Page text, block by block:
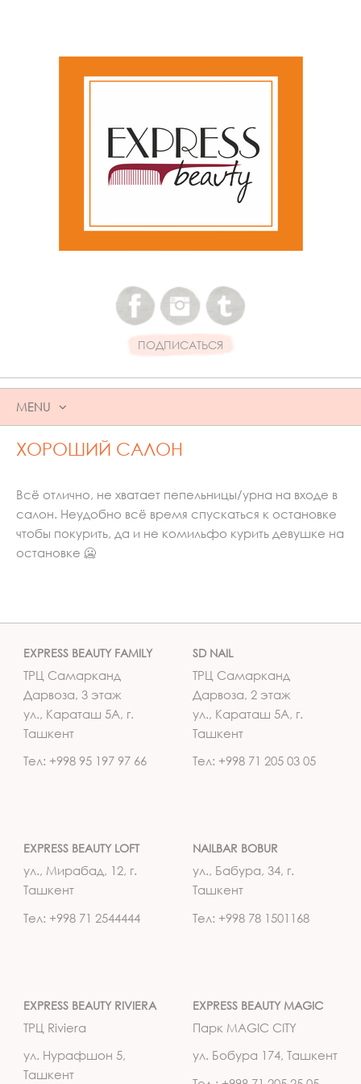
ПОДПИСАТЬСЯ
MENU
SKIP
TO
ХОРОШИЙ САЛОН
Всё отлично, не хватает пепельницы/урна на входе в
салон. Неудобно всё время спускаться к остановке
чтобы покурить, да и не комильфо курить девушке на
остановке 🥶
EXPRESS BEAUTY FAMILY
ТРЦ Самарканд
Дарвоза, 3 этаж
ул., Караташ 5А, г.
Ташкент
Тел: +998 95 197 97 66
SD NAIL
ТРЦ Самарканд
Дарвоза, 2 этаж
ул., Караташ 5А, г.
Ташкент
Тел: +998 71 205 03 05
EXPRESS BEAUTY LOFT
ул., Мирабад, 12, г.
Ташкент
Тел: +998 71 2544444
NAILBAR BOBUR
ул., Бабура, 34, г.
Ташкент
Тел: +998 78 1501168
EXPRESS BEAUTY RIVIERA
ТРЦ Riviera
ул. Нурафшон 5,
Ташкент
EXPRESS BEAUTY MAGIC
Парк MAGIC CITY
ул. Бобура 174, Ташкент